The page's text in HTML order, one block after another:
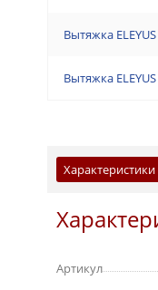
Вытяжка ELEYUS
Вытяжка ELEYUS
Характеристики
Артикул